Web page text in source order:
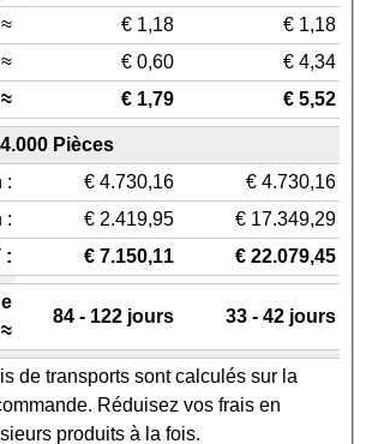
€ 1,18
€ 1,18
€ 0,60
€ 4,34
€ 1,79 € 5,52
Pièces
:
€ 4.730,16
€ 4.730,16
:
€ 2.419,95
€ 17.349,29
:
€ 7.150,11 € 22.079,45
84 - 122 jours 33 - 42 jours
de transports sont calculés sur la
Réduisez vos frais en
produits à la fois.